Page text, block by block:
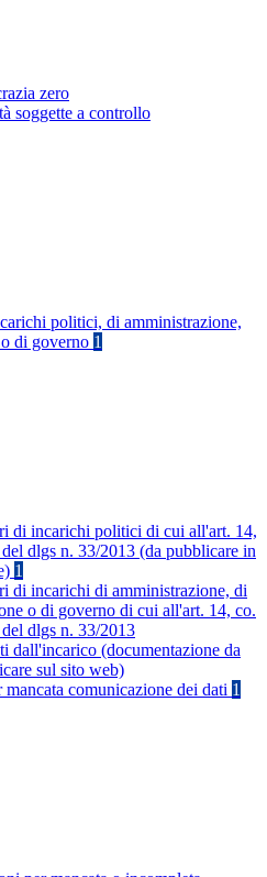
zero
soggette a controllo
politici, di amministrazione,
di governo 1
di incarichi politici di cui all'art. 14,
dlgs n. 33/2013 (da pubblicare in
1
di incarichi di amministrazione, di
o di governo di cui all'art. 14, co.
dlgs n. 33/2013
dall'incarico (documentazione da
sul sito web)
mancata comunicazione dei dati 1